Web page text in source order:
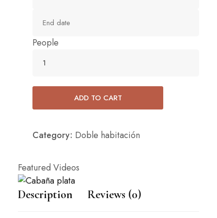
People
ADD TO CART
Category: Doble habitación
Featured Videos
Description Reviews (0)